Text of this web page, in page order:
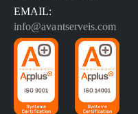
EMAIL:
info@avantserveis.com